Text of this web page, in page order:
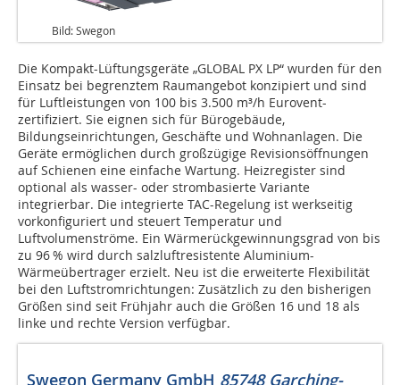
Bild: Swegon
Die Kompakt-Lüftungsgeräte „GLOBAL PX LP“ wurden für den
Einsatz bei begrenztem Raumangebot konzipiert und sind
für Luftleistungen von 100 bis 3.500 m³/h Eurovent-
zertifiziert. Sie eignen sich für Bürogebäude,
Bildungseinrichtungen, Geschäfte und Wohnanlagen. Die
Geräte ermöglichen durch großzügige Revisionsöffnungen
auf Schienen eine einfache Wartung. Heizregister sind
optional als wasser- oder strombasierte Variante
integrierbar. Die integrierte TAC-Regelung ist werkseitig
vorkonfiguriert und steuert Temperatur und
Luftvolumenströme. Ein Wärmerückgewinnungsgrad von bis
zu 96 % wird durch salzluftresistente Aluminium-
Wärmeübertrager erzielt. Neu ist die erweiterte Flexibilität
bei den Luftstromrichtungen: Zusätzlich zu den bisherigen
Größen sind seit Frühjahr auch die Größen 16 und 18 als
linke und rechte Version verfügbar.
Swegon Germany GmbH 85748 Garching-